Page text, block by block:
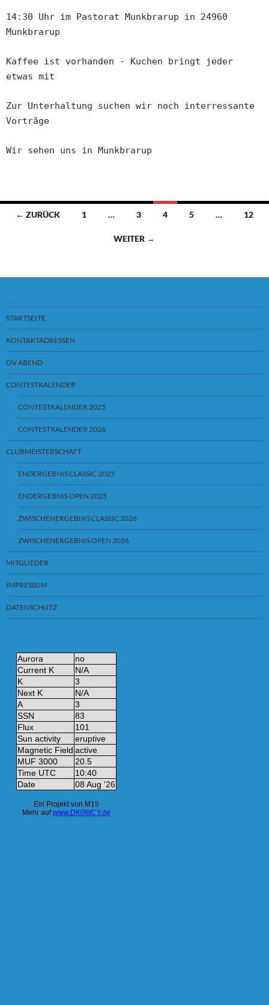
14:30 Uhr im Pastorat Munkbrarup in 24960
Munkbrarup
Kaffee ist vorhanden - Kuchen bringt jeder
etwas mit
Zur Unterhaltung suchen wir noch interressante
Vorträge
Wir sehen uns in Munkbrarup
Beitragsnavigation
← ZURÜCK 1 … 3 4 5 … 12
WEITER →
STARTSEITE
KONTAKTADRESSEN
OV ABEND
CONTESTKALENDER
CONTESTKALENDER 2025
CONTESTKALENDER 2026
CLUBMEISTERSCHAFT
ENDERGEBNIS CLASSIC 2025
ENDERGEBNIS OPEN 2025
ZWISCHENERGEBNIS CLASSIC 2026
ZWISCHENERGEBNIS OPEN 2026
MITGLIEDER
IMPRESSUM
DATENSCHUTZ